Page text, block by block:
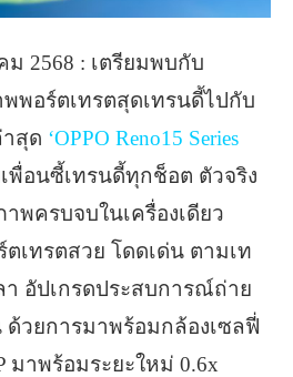
ม 2568 : เตรียมพบกับ
พอร์ตเทรตสุดเทรนดี้ไปกับ
สุด ‘OPPO Reno15 Series
อนซี้เทรนดี้ทุกช็อต ตัวจริง
พครบจบในเครื่องเดียว
เทรตสวย โดดเด่น ตามเท
า อัปเกรดประสบการณ์ถ่าย
วยการมาพร้อมกล้องเซลฟี่
มาพร้อมระยะใหม่ 0.6x